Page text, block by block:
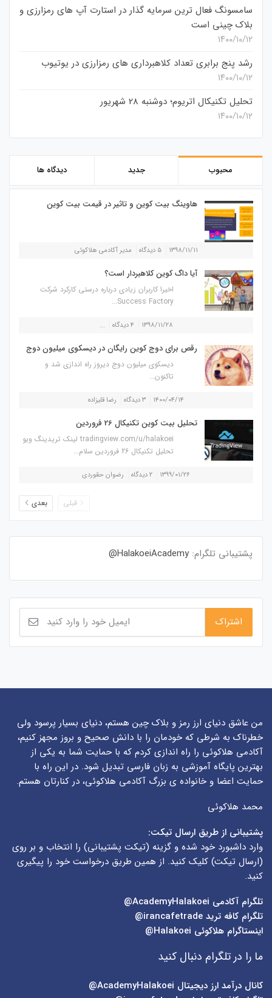
سامسونگ فعال‌ ترین سرمایه‌ گذار در استارت‌ آپ‌ های رمزارزی و
بلاک چینی است
۱۴۰۰/۱۰/۱۲
رشد پنج برابری تعداد کلاهبرداری های رمزارزی در یوتیوب
۱۴۰۰/۱۰/۱۲
تحلیل تکنیکال اتریوم؛ دوشنبه 28 شهریور
۱۴۰۰/۱۰/۱۲
محبوب جدید دیدگاه ها
هاوینگ بیت کوین و تاثیر در قیمت بیت کوین
۱۳۹۸/۱۱/۱۱ ۵ دیدگاه مدیر آکادمی هلاکوئی
آیا داگ کوین کلاهبردار است؟
اخیرا کاربران زیادی درباره درستی کارکرد شرکت
Success Factory...
۱۳۹۸/۱۱/۲۸ ۴ دیدگاه ...
رقص برای دوج کوین رایگان در دیسکوی میلیون دوج
دیسکوی میلیون دوج دیروز راه اندازی شد و
تاکنون...
۱۴۰۰/۰۴/۱۴ ۳ دیدگاه رضا قلیزاده
تحلیل بیت کوین تکنیکال 26 فروردین
tradingview.com/u/halakoei لینک تریدینگ ویو
تحلیل تکنیکال 26 فروردین سلام...
۱۳۹۹/۰۱/۲۶ ۲ دیدگاه رضوان حقوردی
قبلی بعدی
پشتیبانی تلگرام: HalakoeiAcademy@
من عاشق دنیای ارز رمز و بلاک چین هستم، دنیای بسیار پرسود ولی
خطرناک به شرطی که خودمان را با دانش صحیح و بروز مجهز کنیم،
آکادمی هلاکوئی را راه اندازی کردم که با حمایت شما به یکی از
بهترین پایگاه آموزشی به زبان فارسی تبدیل شود. در این راه با
حمایت اعضا و خانواده ی بزرگ آکادمی هلاکوئی، در کنارتان هستم.
محمد هلاکوئی
پشتیبانی از طریق ارسال تیکت:
وارد داشبورد خود شده و گزینه (تیکت پشتیبانی) را انتخاب و بر روی
(ارسال تیکت) کلیک کنید. از همین طریق درخواست خود را پیگیری
کنید.
تلگرام آکادمی
تلگرام کافه ترید irancafetrade@
اینستاگرام هلاکوئی Halakoei@
ما را در تلگرام دنبال کنید
کانال درآمد ارز دیجیتال AcademyHalakoei@